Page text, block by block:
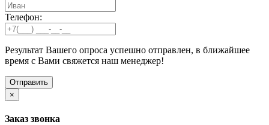
Телефон:
Результат Вашего опроса успешно отправлен, в ближайшее
время с Вами свяжется наш менеджер!
×
Заказ звонка